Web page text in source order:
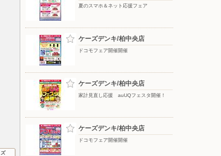
夏のスマホ＆ネット応援フェア
ケーズデンキ/柏中央店
ドコモフェア開催開催
ケーズデンキ/柏中央店
家計見直し応援 auUQフェスタ開催！
ケーズデンキ/柏中央店
ドコモフェア開催開催